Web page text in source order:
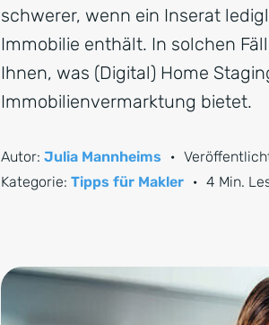
schwerer, wenn ein Inserat
Immobilie enthält. In solchen
Ihnen, was (Digital) Home
Immobilienvermarktung bietet.
Autor: Julia Mannheims ·
Kategorie: Tipps für Makler · 4 Min.